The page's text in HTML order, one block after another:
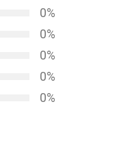
0%
0%
0%
0%
0%